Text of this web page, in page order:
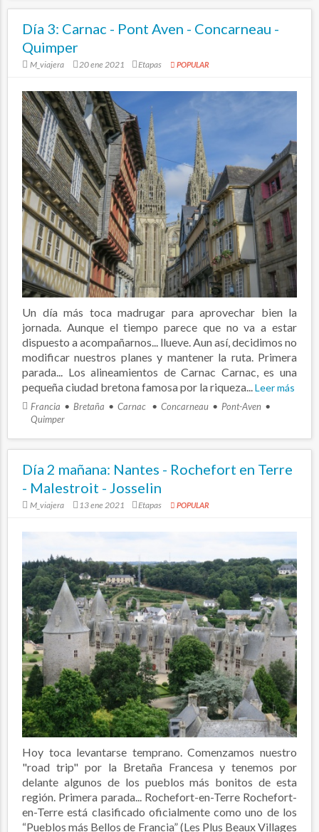
Día 3: Carnac - Pont Aven - Concarneau -
Quimper
M_viajera 20 ene 2021 Etapas POPULAR
Un día más toca madrugar para aprovechar bien la
jornada. Aunque el tiempo parece que no va a estar
dispuesto a acompañarnos... llueve. Aun así, decidimos no
modificar nuestros planes y mantener la ruta. Primera
parada... Los alineamientos de Carnac Carnac, es una
pequeña ciudad bretona famosa por la riqueza... Leer más
Francia Bretaña Carnac Concarneau
Pont-Aven
Quimper
Día 2 mañana: Nantes - Rochefort en Terre
- Malestroit - Josselin
M_viajera 13 ene 2021 Etapas POPULAR
Hoy toca levantarse temprano. Comenzamos nuestro
"road trip" por la Bretaña Francesa y tenemos por
delante algunos de los pueblos más bonitos de esta
región. Primera parada... Rochefort-en-Terre Rochefort-
en-Terre está clasificado oficialmente como uno de los
“Pueblos más Bellos de Francia” (Les Plus Beaux Villages